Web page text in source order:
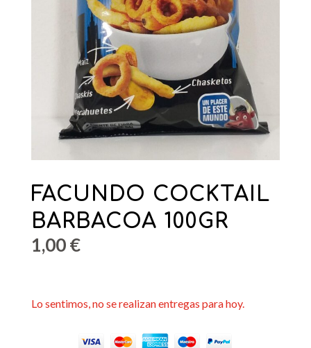
FACUNDO COCKTAIL
BARBACOA 100GR
1,00€
Lo sentimos, no se realizan entregas para hoy.